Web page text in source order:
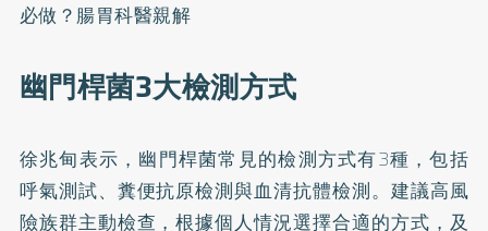
必做？腸胃科醫親解
幽門桿菌3大檢測方式
徐兆甸表示，幽門桿菌常見的檢測方式有3種，包括
呼氣測試、糞便抗原檢測與血清抗體檢測。建議高風
險族群主動檢查，根據個人情況選擇合適的方式，及